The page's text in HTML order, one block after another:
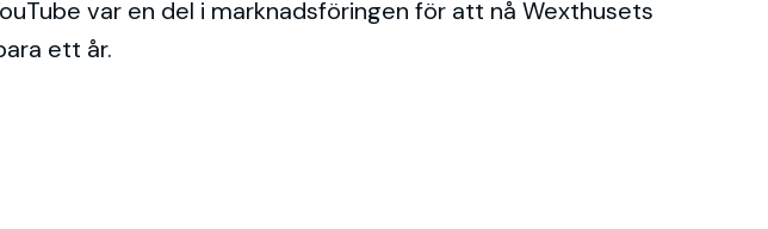
var en del i marknadsföringen för att nå Wexthusets
ett år.